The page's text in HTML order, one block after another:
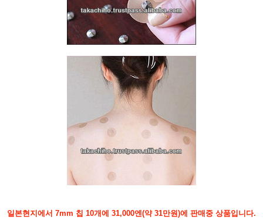
일본현지에서 7mm 칩 10개에 31,000엔(약 31만원)에 판매중 상품입니다.